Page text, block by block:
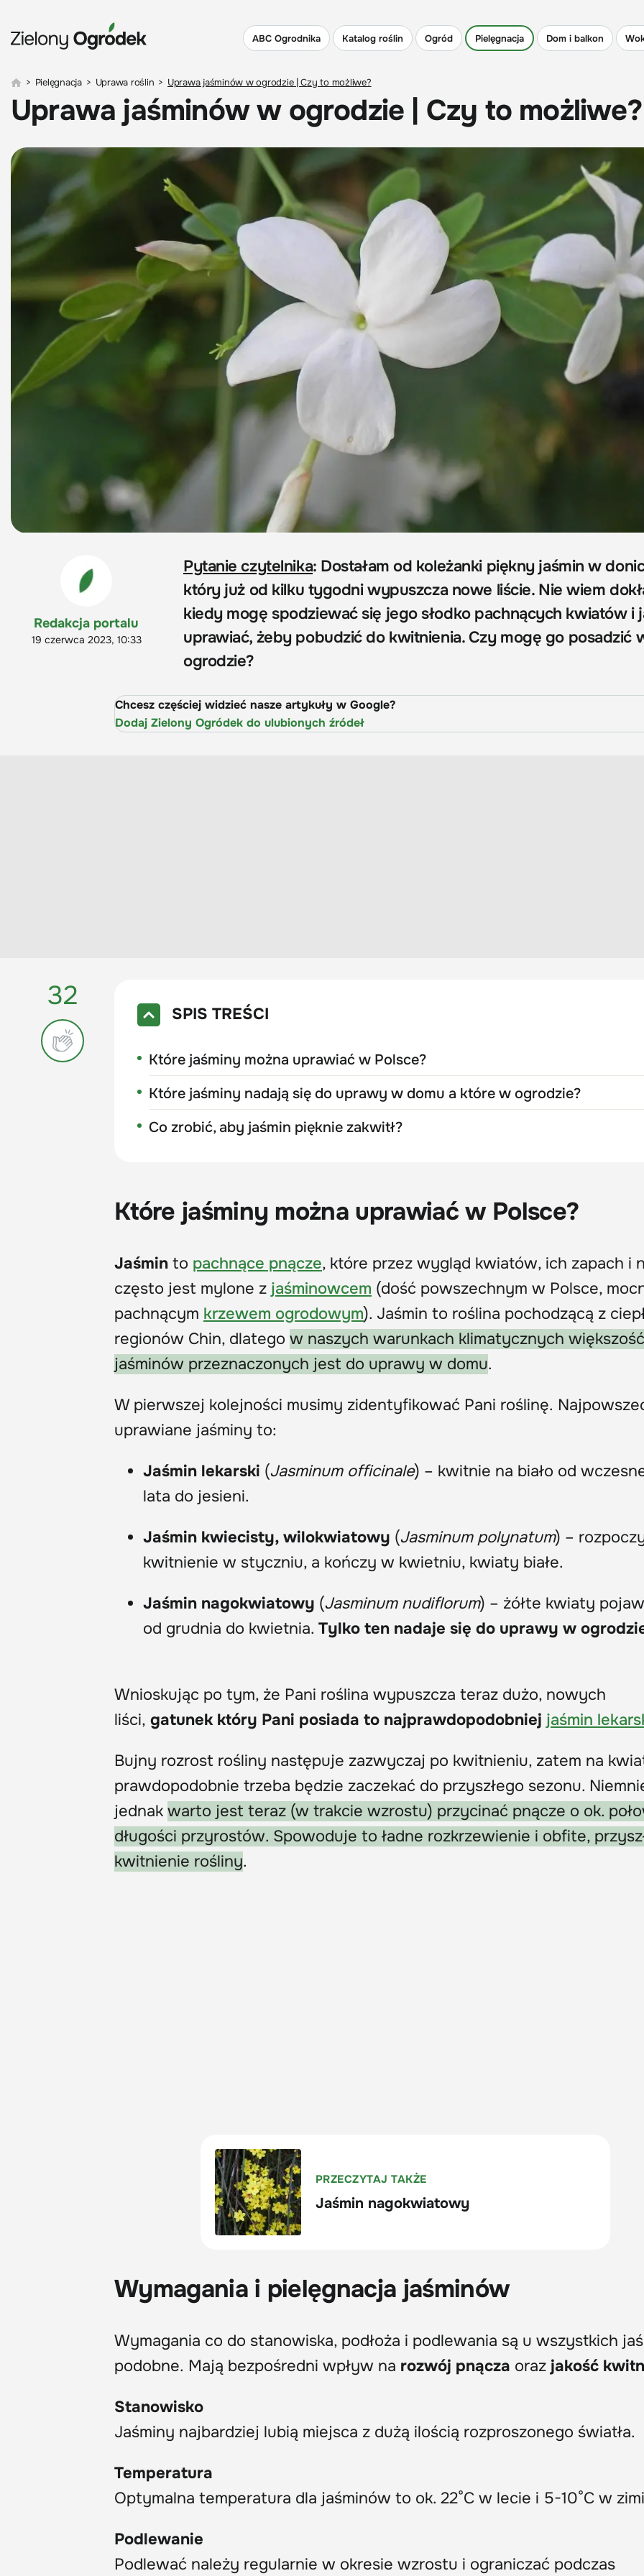
ABC Ogrodnika Katalog roślin Ogród Pielęgnacja Dom i balkon
> Pielęgnacja > Uprawa roślin > Uprawa jaśminów w ogrodzie | Czy to możliwe?
Uprawa jaśminów w ogrodzie | Czy to możliwe?
Redakcja portalu
19 czerwca 2023, 10:33
Pytanie czytelnika: Dostałam od koleżanki piękny jaśmin w
który już od kilku tygodni wypuszcza nowe liście. Nie wiem
kiedy mogę spodziewać się jego słodko pachnących kwiatów i
uprawiać, żeby pobudzić do kwitnienia. Czy mogę go posadzić
ogrodzie?
Chcesz częściej widzieć nasze artykuły w Google?
Dodaj Zielony Ogródek do ulubionych źródeł
32
SPIS TREŚCI
Które jaśminy można uprawiać w Polsce?
Które jaśminy nadają się do uprawy w domu a które w ogrodzie?
Co zrobić, aby jaśmin pięknie zakwitł?
Które jaśminy można uprawiać w Polsce?
Jaśmin to pachnące pnącze, które przez wygląd kwiatów, ich zapach i
często jest mylone z jaśminowcem (dość powszechnym w Polsce,
pachnącym krzewem ogrodowym). Jaśmin to roślina pochodzącą z
regionów Chin, dlatego w naszych warunkach klimatycznych większość
jaśminów przeznaczonych jest do uprawy w domu.
W pierwszej kolejności musimy zidentyfikować Pani roślinę.
uprawiane jaśminy to:
Jaśmin lekarski (Jasminum officinale) – kwitnie na biało od
lata do jesieni.
Jaśmin kwiecisty, wilokwiatowy (Jasminum polynatum) –
kwitnienie w styczniu, a kończy w kwietniu, kwiaty białe.
Jaśmin nagokwiatowy (Jasminum nudiflorum) – żółte kwiaty
od grudnia do kwietnia. Tylko ten nadaje się do uprawy w
Wnioskując po tym, że Pani roślina wypuszcza teraz dużo, nowych
liści, gatunek który Pani posiada to najprawdopodobniej jaśmin
Bujny rozrost rośliny następuje zazwyczaj po kwitnieniu, zatem na
prawdopodobnie trzeba będzie zaczekać do przyszłego sezonu.
jednak warto jest teraz (w trakcie wzrostu) przycinać pnącze o ok.
długości przyrostów. Spowoduje to ładne rozkrzewienie i obfite,
kwitnienie rośliny.
Wymagania i pielęgnacja jaśminów
Wymagania co do stanowiska, podłoża i podlewania są u wszystkich
podobne. Mają bezpośredni wpływ na rozwój pnącza oraz jakość
Stanowisko
Jaśminy najbardziej lubią miejsca z dużą ilością rozproszonego światła.
Temperatura
Optymalna temperatura dla jaśminów to ok. 22°C w lecie i 5-10°C w
Podlewanie
Podlewać należy regularnie w okresie wzrostu i ograniczać podczas